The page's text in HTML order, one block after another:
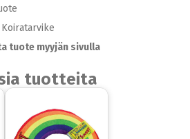
tuote myyjän sivulla
tuotteita